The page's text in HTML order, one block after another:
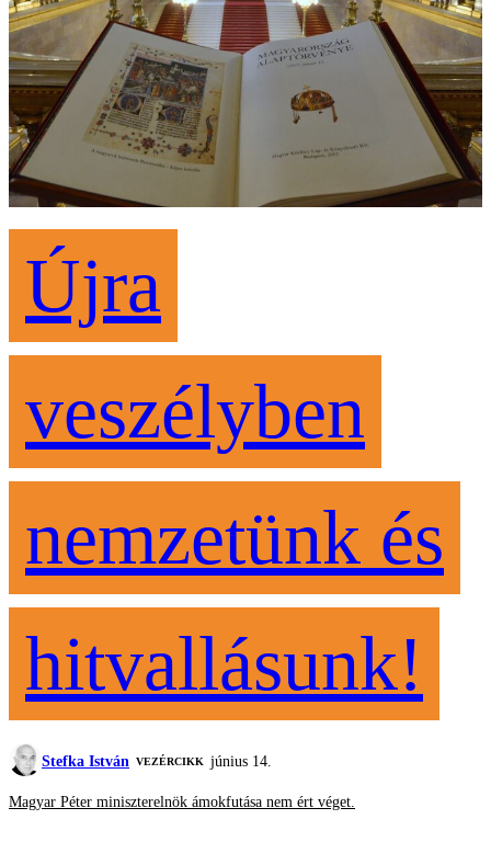
Újra
veszélyben
nemzetünk és
hitvallásunk!
Stefka István VEZÉRCIKK június 14.
Magyar Péter miniszterelnök ámokfutása nem ért véget.